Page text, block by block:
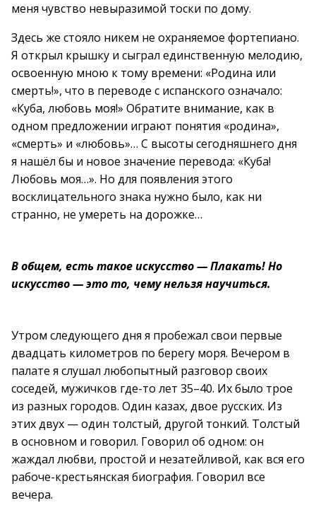
меня чувство невыразимой тоски по дому.
Здесь же стояло никем не охраняемое фортепиано.
Я открыл крышку и сыграл единственную мелодию,
освоенную мною к тому времени: «Родина или
смерть!», что в переводе с испанского означало:
«Куба, любовь моя!» Обратите внимание, как в
одном предложении играют понятия «родина»,
«смерть» и «любовь»… С высоты сегодняшнего дня
я нашёл бы и новое значение перевода: «Куба!
Любовь моя…». Но для появления этого
восклицательного знака нужно было, как ни
странно, не умереть на дорожке…
В общем, есть такое искусство — Плакать! Но
искусство — это то, чему нельзя научиться.
Утром следующего дня я пробежал свои первые
двадцать километров по берегу моря. Вечером в
палате я слушал любопытный разговор своих
соседей, мужичков где-то лет 35–40. Их было трое
из разных городов. Один казах, двое русских. Из
этих двух — один толстый, другой тонкий. Толстый
в основном и говорил. Говорил об одном: он
жаждал любви, простой и незатейливой, как вся его
рабоче-крестьянская биография. Говорил все
вечера.